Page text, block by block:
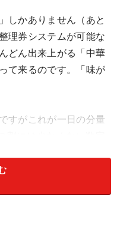
しかありません（あと
理券システムが可能な
どん出来上がる「中華
て来るのです。「味が
すがこれが一日の分量
は細もやし、青ネギ、
ません。